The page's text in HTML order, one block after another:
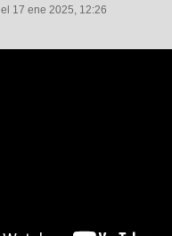
el 17 ene 2025, 12:26